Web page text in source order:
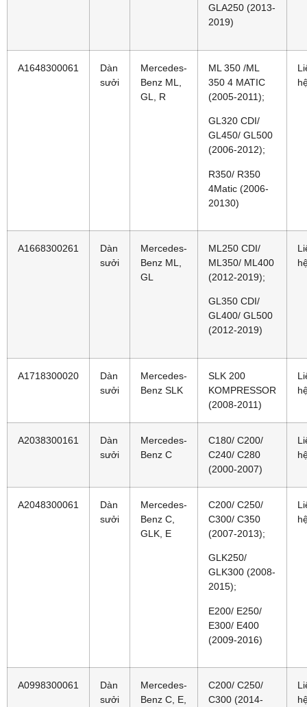
GLA250 (2013-
2019)
A1648300061
Dàn
sưởi
Mercedes-
Benz ML,
GL, R
ML 350 /ML
350 4 MATIC
(2005-2011);
GL320 CDI/
GL450/ GL500
(2006-2012);
R350/ R350
4Matic (2006-
20130)
A1668300261
Dàn
sưởi
Mercedes-
Benz ML,
GL
ML250 CDI/
ML350/ ML400
(2012-2019);
GL350 CDI/
GL400/ GL500
(2012-2019)
A1718300020
Dàn
sưởi
Mercedes-
Benz SLK
SLK 200
KOMPRESSOR
(2008-2011)
A2038300161
Dàn
sưởi
Mercedes-
Benz C
C180/ C200/
C240/ C280
(2000-2007)
A2048300061
Dàn
sưởi
Mercedes-
Benz C,
GLK, E
C200/ C250/
C300/ C350
(2007-2013);
GLK250/
GLK300 (2008-
2015);
E200/ E250/
E300/ E400
(2009-2016)
A0998300061
Dàn
sưởi
Mercedes-
Benz C, E,
C200/ C250/
C300 (2014-